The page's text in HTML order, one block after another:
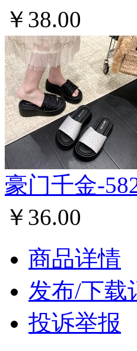
￥38.00
豪门千金-
￥36.00
商品详情
发布/下载
投诉举报